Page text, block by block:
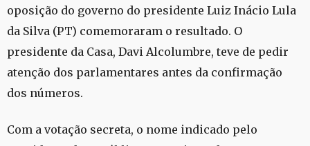
oposição do governo do presidente Luiz Inácio Lula
da Silva (PT) comemoraram o resultado. O
presidente da Casa, Davi Alcolumbre, teve de pedir
atenção dos parlamentares antes da confirmação
dos números.
Com a votação secreta, o nome indicado pelo